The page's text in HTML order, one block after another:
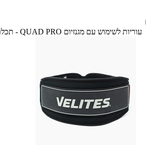
עוריות לשימוש עם מגנזיום QUAD PRO - תכלת